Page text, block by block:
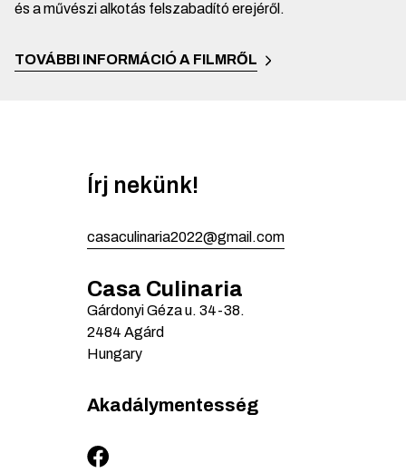
és a művészi alkotás felszabadító erejéről.
TOVÁBBI INFORMÁCIÓ A FILMRŐL
Írj nekünk!
casaculinaria2022@gmail.com
Casa Culinaria
Gárdonyi Géza u. 34-38.
2484 Agárd
Hungary
Akadálymentesség